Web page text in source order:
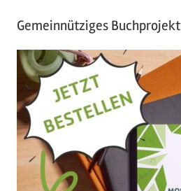
Gemeinnütziges Buchprojekt